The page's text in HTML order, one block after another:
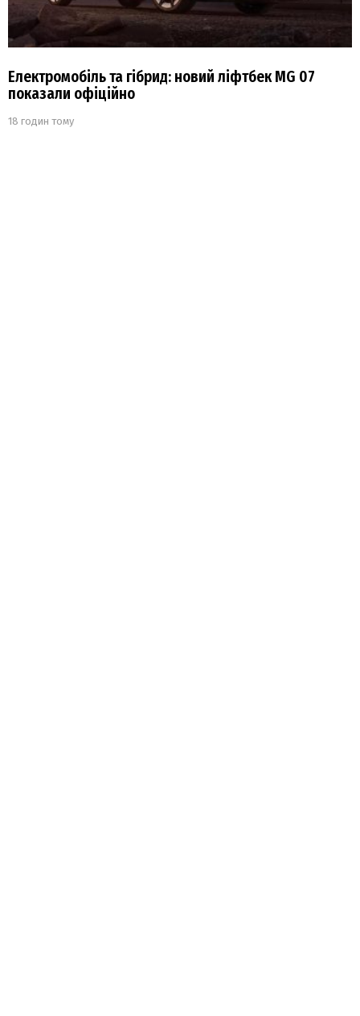
Електромобіль та гібрид: новий ліфтбек MG 07
показали офіційно
18 годин тому